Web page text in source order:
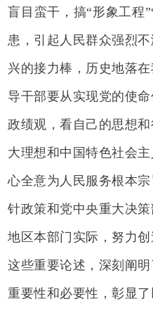
盲目蛮干，搞“形象工程
患，引起人民群众强烈
兴的接力棒，历史地落
导干部要从实现党的使
政绩观，看自己的思想
大理想和中国特色社会
心全意为人民服务根本
针政策和党中央重大决
地区本部门实际，努力创
这些重要论述，深刻阐
重要性和必要性，彰显